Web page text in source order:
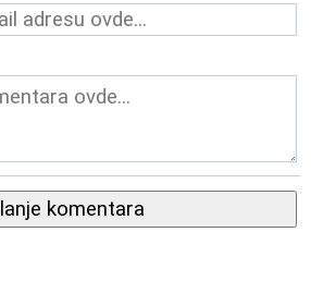
komentara